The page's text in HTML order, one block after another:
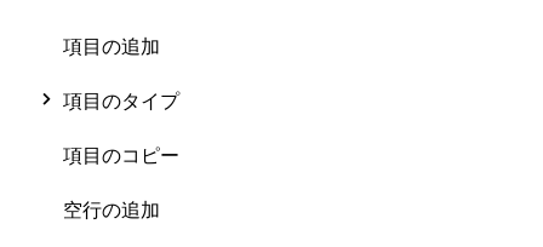
項目の追加
項目のタイプ
項目のコピー
空行の追加